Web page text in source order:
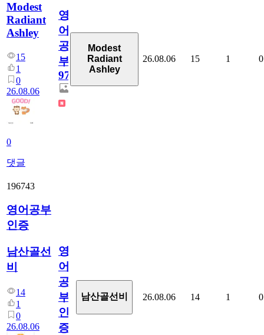
Modest
Radiant
Ashley
15
1
0
26.08.06
0
댓글
영
어
공
부
97
Modest
Radiant
Ashley
26.08.06 15 1 0
196743
영어공부
인증
남산골선
비
14
1
0
26.08.06
영
어
공
부
인
증
남산골선비 26.08.06 14 1 0